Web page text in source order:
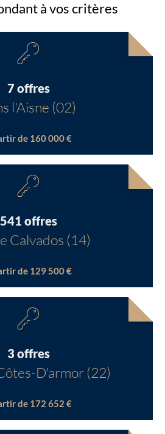
à vos critères
7 offres
l'Aisne (02)
de 160 000 €
541 offres
Calvados (14)
de 129 500 €
3 offres
D'armor (22)
de 172 652 €